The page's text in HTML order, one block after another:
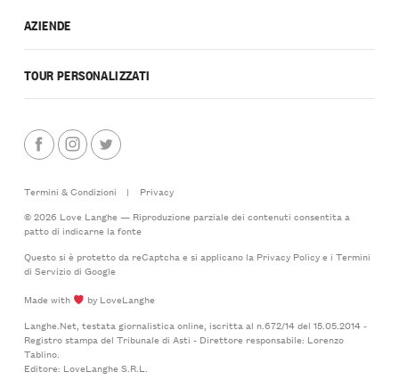
AZIENDE
TOUR PERSONALIZZATI
Termini & Condizioni |
Privacy
© 2026 Love Langhe — Riproduzione parziale dei contenuti consentita a
patto di indicarne la fonte
Questo si è protetto da reCaptcha e si applicano la Privacy Policye i Termini
di Serviziodi Google
Made with
by LoveLanghe
Langhe.Net, testata giornalistica online, iscritta al n.672/14 del 15.05.2014 -
Registro stampa del Tribunale di Asti - Direttore responsabile: Lorenzo
Tablino.
Editore: LoveLanghe S.R.L.